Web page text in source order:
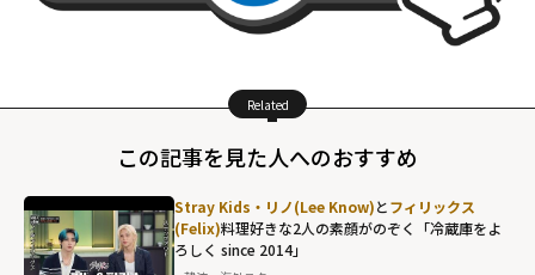
Related
この記事を見た人へのおすすめ
Stray Kids・リノ(Lee Know)とフィリックス
(Felix)料理好きな2人の素顔がのぞく「冷蔵庫をよ
ろしく since 2014」